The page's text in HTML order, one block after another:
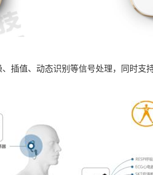
插值、动态识别等信号处理，同时支